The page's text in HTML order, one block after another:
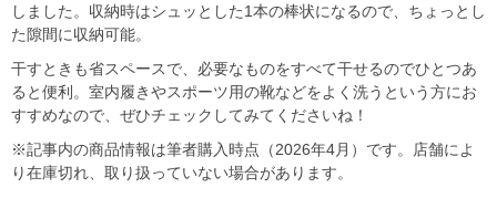
しました。収納時はシュッとした1本の棒状になるので、ちょっとし
た隙間に収納可能。
干すときも省スペースで、必要なものをすべて干せるのでひとつあ
ると便利。室内履きやスポーツ用の靴などをよく洗うという方にお
すすめなので、ぜひチェックしてみてくださいね！
※記事内の商品情報は筆者購入時点（2026年4月）です。店舗によ
り在庫切れ、取り扱っていない場合があります。